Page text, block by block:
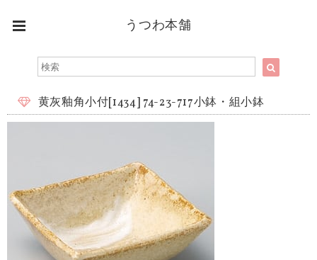
うつわ本舗
黄灰釉角小付[1434] 74-23-717小鉢・組小鉢